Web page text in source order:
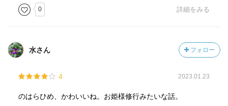
0 詳細をみる
水さん フォロー
4 2023.01.23
のはらひめ、かわいいね。お姫様修行みたいな話。